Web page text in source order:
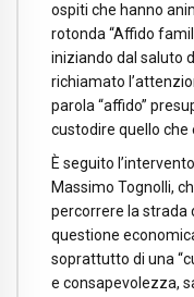
ospiti che hanno
rotonda “Affido
iniziando dal saluto
richiamato
parola “affido”
custodire quello che
È seguito
Massimo Tognolli,
percorrere la strada
questione
soprattutto di una
e consapevolezza,